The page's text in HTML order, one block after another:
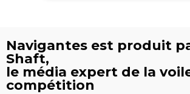
Navigantes est produit
Shaft,
le média expert de la
compétition